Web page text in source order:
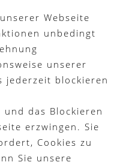
Webseite
unbedingt
unserer
jederzeit blockieren
das Blockieren
erzwingen. Sie
Cookies zu
Sie unsere